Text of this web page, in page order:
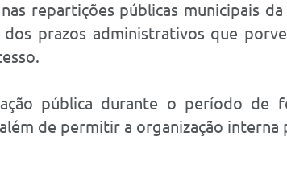
repartições públicas municipais
prazos administrativos que
pública durante o período de
de permitir a organização interna